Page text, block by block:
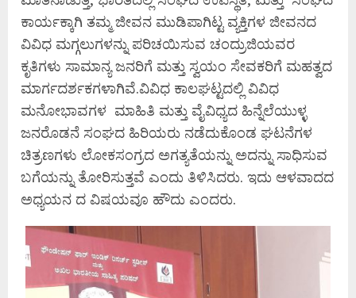
ಕಾರ್ಯಕ್ಕಾಗಿ ತಮ್ಮ ಜೀವನ ಮುಡಿಪಾಗಿಟ್ಟ ವ್ಯಕ್ತಿಗಳ ಜೀವನದ
ವಿವಿಧ ಮಗ್ಗಲುಗಳನ್ನು ಪರಿಚಯಿಸುವ ಚಂದ್ರುಜಿಯವರ
ಕೃತಿಗಳು ಸಾಮಾನ್ಯ ಜನರಿಗೆ ಮತ್ತು ಸ್ವಯಂ ಸೇವಕರಿಗೆ ಮಹತ್ವದ
ಮಾರ್ಗದರ್ಶಕಗಳಾಗಿವೆ.ವಿವಿಧ ಕಾಲಘಟ್ಟದಲ್ಲಿ ವಿವಿಧ
ಮನೋಭಾವಗಳ ಮಾಹಿತಿ ಮತ್ತು ವೈವಿಧ್ಯದ ಹಿನ್ನೆಲೆಯುಳ್ಳ
ಜನರೊಡನೆ ಸಂಘದ ಹಿರಿಯರು ನಡೆದುಕೊಂಡ ಘಟನೆಗಳ
ಚಿತ್ರಣಗಳು ಲೋಕಸಂಗ್ರದ ಅಗತ್ಯತೆಯನ್ನು ಅದನ್ನು ಸಾಧಿಸುವ
ಬಗೆಯನ್ನು ತೋರಿಸುತ್ತವೆ ಎಂದು ತಿಳಿಸಿದರು. ಇದು ಆಳವಾದದ
ಅಧ್ಯಯನ ದ ವಿಷಯವೂ ಹೌದು ಎಂದರು.